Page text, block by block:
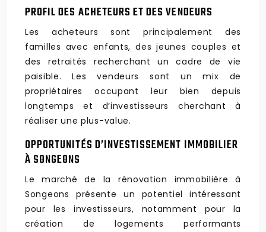
PROFIL DES ACHETEURS ET DES VENDEURS
Les acheteurs sont principalement des
familles avec enfants, des jeunes couples et
des retraités recherchant un cadre de vie
paisible. Les vendeurs sont un mix de
propriétaires occupant leur bien depuis
longtemps et d’investisseurs cherchant à
réaliser une plus-value.
OPPORTUNITÉS D’INVESTISSEMENT IMMOBILIER
À SONGEONS
Le marché de la rénovation immobilière à
Songeons présente un potentiel intéressant
pour les investisseurs, notamment pour la
création de logements performants